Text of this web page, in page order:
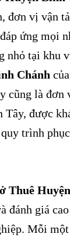
đơn vị vận
ứng mọi
nhỏ tại khu
Chánh
cũng là đơn
được
trình
Thuê
đánh giá
Mỗi